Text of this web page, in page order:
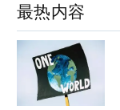
最热内容